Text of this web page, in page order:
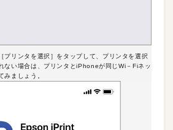
プリンタを選択］をタップして、プリンタを選択
ない場合は、プリンタとiPhoneが同じWi－Fiネッ
みましょう。